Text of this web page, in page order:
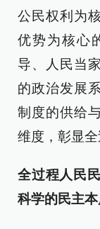
公民权利为
优势为核心
导、人民当
的政治发展
制度的供给
维度，彰显全
全过程人民
科学的民主